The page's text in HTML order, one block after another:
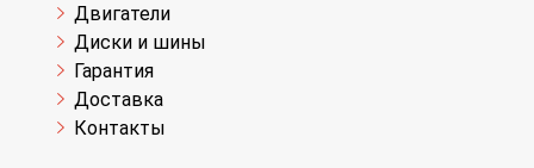
Двигатели
Диски и шины
Гарантия
Доставка
Контакты